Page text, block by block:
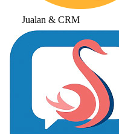
Jualan & CRM